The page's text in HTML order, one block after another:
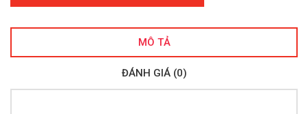
MÔ TẢ
ĐÁNH GIÁ (0)